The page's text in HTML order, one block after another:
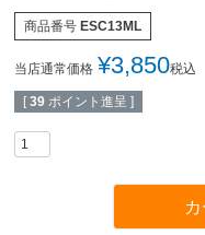
商品番号 ESC13ML
当店通常価格 ¥3,850税込
[ 39 ポイント進呈 ]